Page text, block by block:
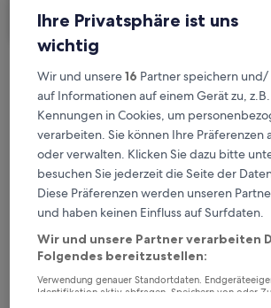
Suchen
Kostenlose Stornierung bei
Planänderungen
Verdiene Prämien für jede
wahrgenommene
Mehr sparen mit Preisen für
Überprüfe die Preise für diese
Ihre Privatsphäre ist uns
wichtig
Wir und unsere16 Partner speichern
auf Informationen auf einem Gerät zu,
Kennungen in Cookies, um
verarbeiten. Sie können Ihre Präferenzen
oder verwalten. Klicken Sie dazu bitte
besuchen Sie jederzeit die Seite der
Diese Präferenzen werden unseren
und haben keinen Einfluss auf Surfdaten.
Wir und unsere Partner verarbeiten
Folgendes bereitzustellen:
Verwendung genauer Standortdaten.
Identifikation aktiv abfragen. Speichern von oder